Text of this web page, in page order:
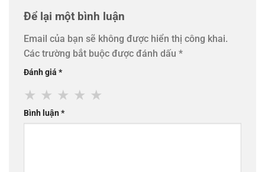
Để lại một bình luận
Email của bạn sẽ không được hiển thị công khai.
Các trường bắt buộc được đánh dấu *
Đánh giá *
★ ★ ★ ★ ★
Bình luận*